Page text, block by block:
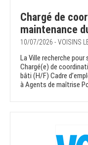
Chargé de
maintenance
10/07/2026 - VOISINS
La Ville recherche pour
Chargé(e) de
bâti (H/F) Cadre
à Agents de maîtrise